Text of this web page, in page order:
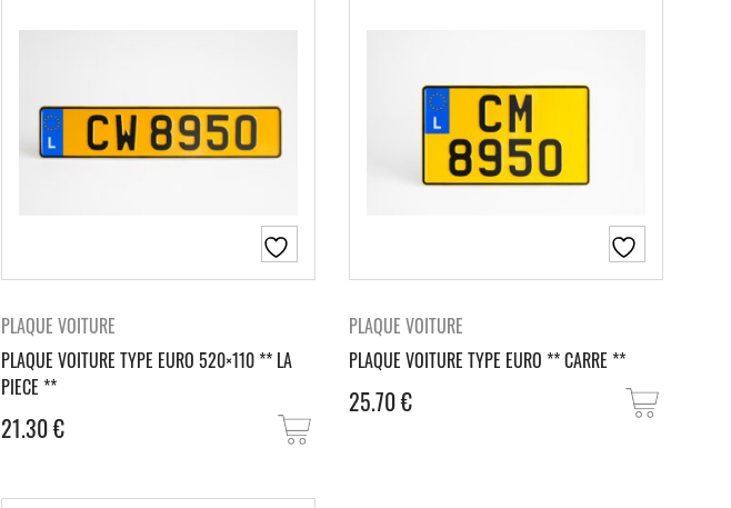
PLAQUE VOITURE
PLAQUE VOITURE TYPE EURO 520×110 ** LA
PIECE **
21.30€
PLAQUE VOITURE
PLAQUE VOITURE TYPE EURO ** CARRE **
25.70€